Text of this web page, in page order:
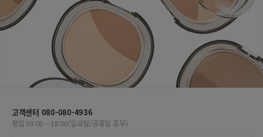
고객센터 080-080-4936
평일 09:00 ~ 18:00(일요일/공휴일 휴무)